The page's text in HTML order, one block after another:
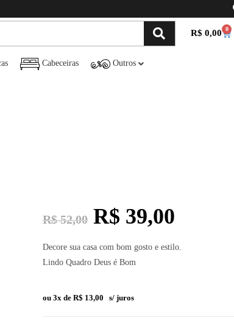
R$ 0,00 0
Cabeceiras Outros
R$52,00 R$ 39,00
Decore sua casa com bom gosto e estilo.
Lindo Quadro Deus é Bom
ou 3x de R$ 13,00 s/ juros